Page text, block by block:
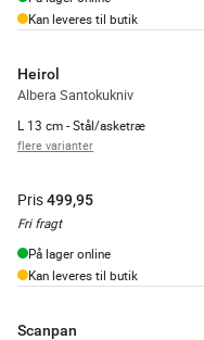
Kan leveres til butik
Heirol
Albera Santokukniv
L 13 cm - Stål/asketræ
flere varianter
Pris499,95
Fri fragt
På lager online
Kan leveres til butik
Scanpan